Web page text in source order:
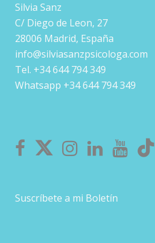
Silvia Sanz
C/ Diego de Leon, 27
28006 Madrid, España
info@silviasanzpsicologa.com
Tel. +34 644 794 349
Whatsapp +34 644 794 349
Suscríbete a mi Boletín